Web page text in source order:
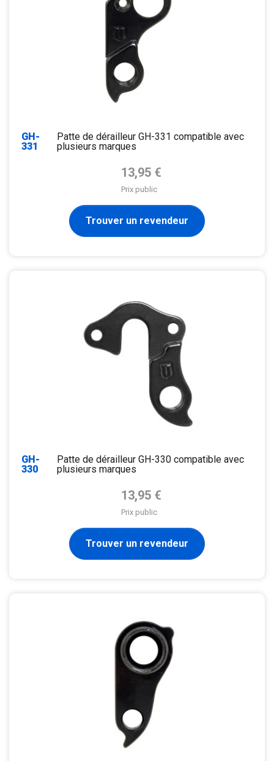
GH-
331
Patte de dérailleur GH-331 compatible avec
plusieurs marques
Prix de base
13,95 €
Prix public
Trouver un revendeur
GH-
330
Patte de dérailleur GH-330 compatible avec
plusieurs marques
Prix de base
13,95 €
Prix public
Trouver un revendeur